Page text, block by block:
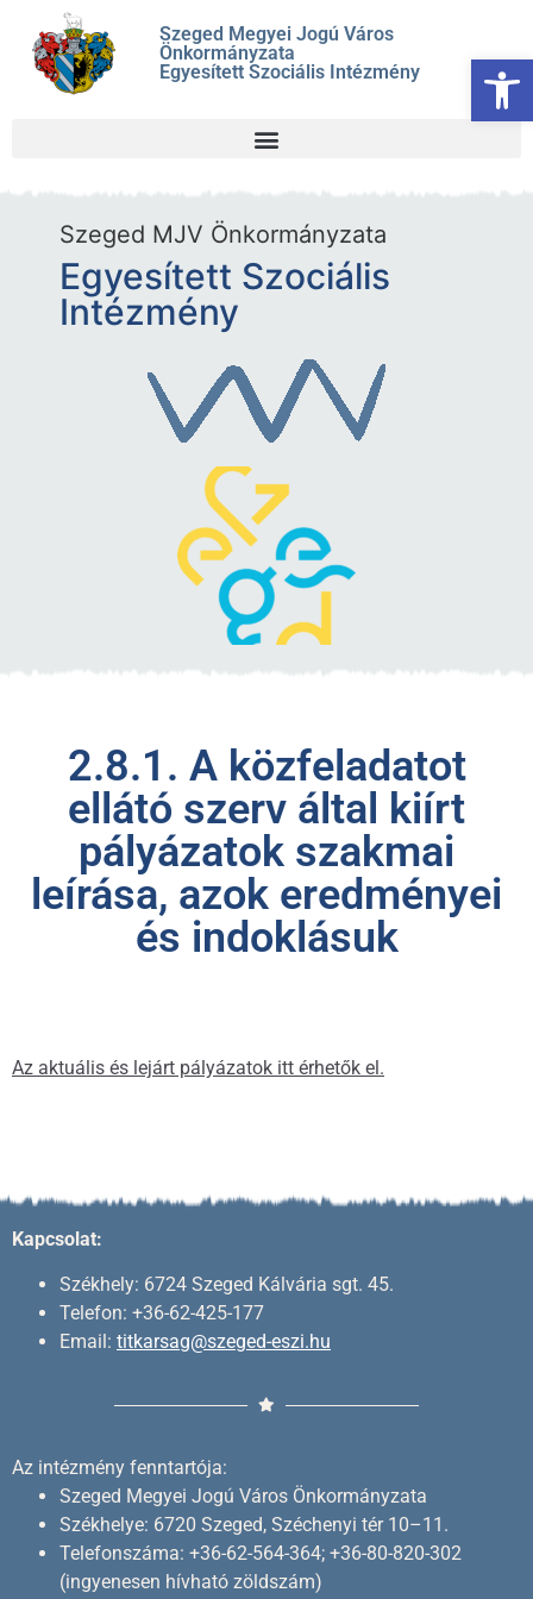
Szeged Megyei Jogú Város
Önkormányzata
Egyesített Szociális Intézmény
Szeged MJV Önkormányzata
Egyesített Szociális
Intézmény
2.8.1. A közfeladatot
ellátó szerv által kiírt
pályázatok szakmai
leírása, azok eredményei
és indoklásuk
Az aktuális és lejárt pályázatok itt érhetők el.
Kapcsolat:
Székhely: 6724 Szeged Kálvária sgt. 45.
Telefon: +36-62-425-177
Email: titkarsag@szeged-eszi.hu
Az intézmény fenntartója:
Szeged Megyei Jogú Város Önkormányzata
Székhelye: 6720 Szeged, Széchenyi tér 10–11.
Telefonszáma: +36-62-564-364; +36-80-820-302
(ingyenesen hívható zöldszám)